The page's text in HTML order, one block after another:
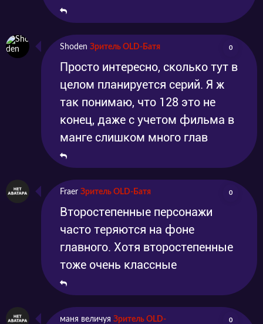
Shoden Зритель OLD-Батя 0
Просто интересно, сколько тут в
целом планируется серий. Я ж
так понимаю, что 128 это не
конец, даже с учетом фильма в
манге слишком много глав
Fraer Зритель OLD-Батя 0
Второстепенные персонажи
часто теряются на фоне
главного. Хотя второстепенные
тоже очень классные
маня величуя Зритель OLD-
0